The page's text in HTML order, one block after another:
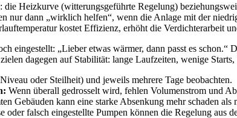
die Heizkurve (witterungsgeführte Regelung)
nur dann „wirklich helfen“, wenn die Anlage mit der
kostet Effizienz, erhöht die Verdichterarbeit
eingestellt: „Lieber etwas wärmer, dann passt es
dagegen auf Stabilität: lange Laufzeiten, wenige
oder Steilheit) und jeweils mehrere Tage beobachten.
Wenn überall gedrosselt wird, fehlen Volumenstrom und
Gebäuden kann eine starke Absenkung mehr schaden als
oder falsch eingestellte Pumpen können die Regelung aus